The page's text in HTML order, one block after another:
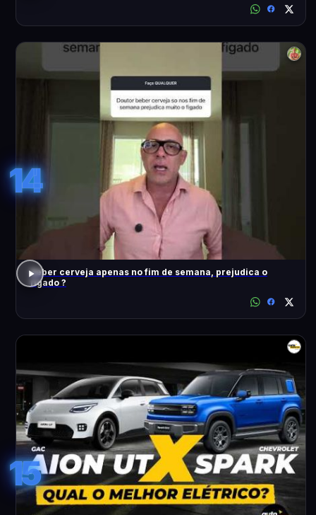
14
Beber cerveja apenas no fim de semana, prejudica o
fígado ?
15